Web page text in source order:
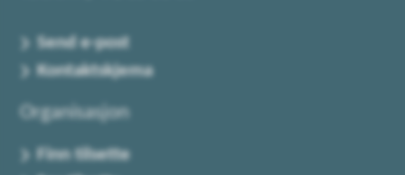
Send e-post
Kontaktskjema
Organisasjon
Finn tilsette